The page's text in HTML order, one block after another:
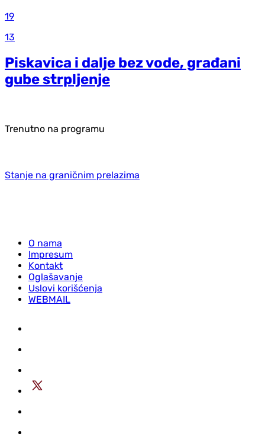
19
13
Piskavica i dalje bez vode, građani
gube strpljenje
Trenutno na programu
Stanje na graničnim prelazima
O nama
Impresum
Kontakt
Oglašavanje
Uslovi korišćenja
WEBMAIL